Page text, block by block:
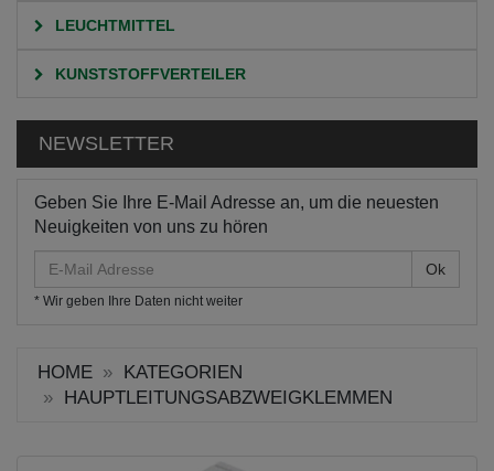
LEUCHTMITTEL
KUNSTSTOFFVERTEILER
NEWSLETTER
Geben Sie Ihre E-Mail Adresse an, um die neuesten
Neuigkeiten von uns zu hören
Mail
Adresse
* Wir geben Ihre Daten nicht weiter
HOME
KATEGORIEN
HAUPTLEITUNGSABZWEIGKLEMMEN